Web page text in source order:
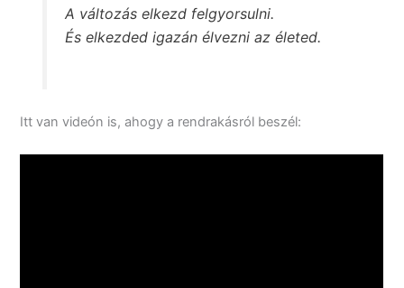
A változás elkezd felgyorsulni.
És elkezded igazán élvezni az életed.
Itt van videón is, ahogy a rendrakásról beszél: